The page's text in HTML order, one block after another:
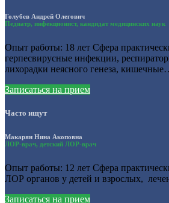
Голубев Андрей Олегович
Педиатр, инфекционист, кандидат медицинских наук
Опыт работы: 18 лет Сфера
герпесвирусные инфекции,
лихорадки неясного генеза,
Записаться на прием
Часто ищут
Макарян Нина Акоповна
ЛОР-врач, детский ЛОР-врач
Опыт работы: 12 лет Сфера
ЛОР органов у детей и взрослых,
Записаться на прием